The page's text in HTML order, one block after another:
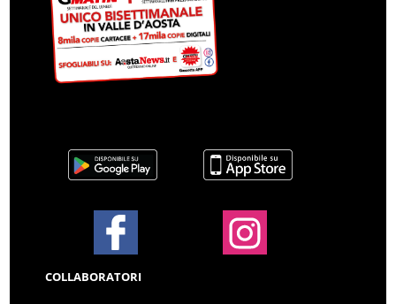
COLLABORATORI